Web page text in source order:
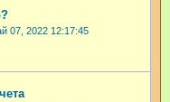
07, 2022 12:17:45